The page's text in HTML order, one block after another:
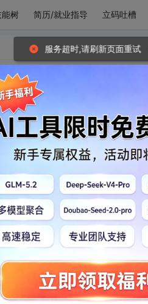
树 简历/就业指导 立码吐槽
为了跟你碰头
发到动态 举报
服务超时,请刷新页面重试